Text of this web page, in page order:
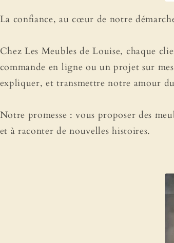
La confiance, au cœur de notre
Chez Les Meubles de Louise, chaque
commande en ligne ou un projet sur
expliquer, et transmettre notre amour
Notre promesse : vous proposer des
et à raconter de nouvelles histoires.